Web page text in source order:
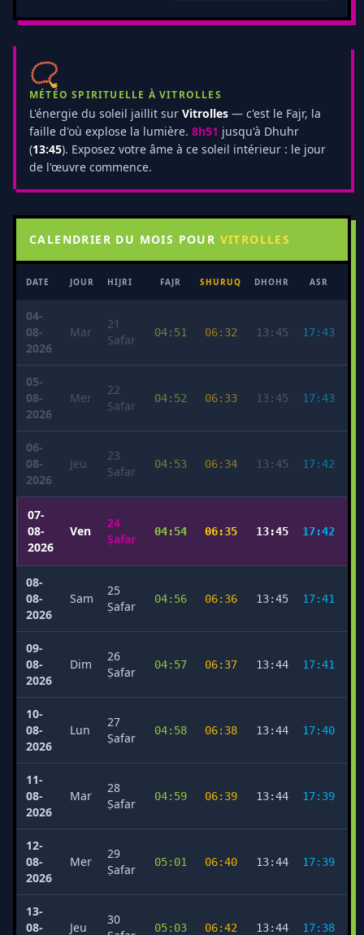
📿
MÉTÉO SPIRITUELLE À VITROLLES
L'énergie du soleil jaillit sur Vitrolles — c'est le Fajr, la
faille d'où explose la lumière. 8h51 jusqu'à Dhuhr
(13:45). Exposez votre âme à ce soleil intérieur : le jour
de l'œuvre commence.
CALENDRIER DU MOIS POUR VITROLLES
DATE JOUR HIJRI FAJR SHURUQ DHOHR ASR
04-
08-
2026
Mar
21
Ṣafar
04:51 06:32 13:45 17:43
05-
08-
2026
Mer
22
Ṣafar
04:52 06:33 13:45 17:43
06-
08-
2026
Jeu
23
Ṣafar
04:53 06:34 13:45 17:42
07-
08-
2026
Ven
24
Ṣafar
04:54 06:35 13:45 17:42
08-
08-
2026
Sam
25
Ṣafar
04:56 06:36 13:45 17:41
09-
08-
2026
Dim
26
Ṣafar
04:57 06:37 13:44 17:41
10-
08-
2026
Lun
27
Ṣafar
04:58 06:38 13:44 17:40
11-
08-
2026
Mar
28
Ṣafar
04:59 06:39 13:44 17:39
12-
08-
2026
Mer
29
Ṣafar
05:01 06:40 13:44 17:39
13-
08-
Jeu
30
05:03 06:42 13:44 17:38